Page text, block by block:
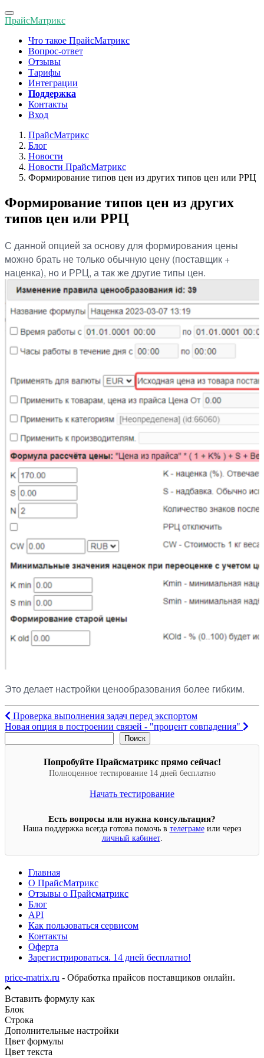
Toggle
navigation
ПрайсМатрикс
Что такое ПрайсМатрикс
Вопрос-ответ
Отзывы
Тарифы
Интеграции
Поддержка
Контакты
Вход
ПрайсМатрикс
Блог
Новости
Новости ПрайсМатрикс
Формирование типов цен из других типов цен или РРЦ
Формирование типов цен из других
типов цен или РРЦ
С данной опцией за основу для формирования цены
можно брать не только обычную цену (поставщик +
наценка), но и РРЦ, а так же другие типы цен.
Это делает настройки ценообразования более гибким.
Навигация
по
записям
Проверка выполнения задач перед экспортом
Новая опция в построении связей - "процент совпадения"
Поиск
Попробуйте Прайсматрикс прямо сейчас!
Полноценное тестирование 14 дней бесплатно
Начать тестирование
Есть вопросы или нужна консультация?
Наша поддержка всегда готова помочь в телеграме или через
личный кабинет.
Главная
О ПрайсМатрикс
Отзывы о Прайсматрикс
Блог
API
Как пользоваться сервисом
Контакты
Оферта
Зарегистрироваться. 14 дней бесплатно!
price-matrix.ru - Обработка прайсов поставщиков онлайн.
Вставить формулу как
Блок
Строка
Дополнительные настройки
Цвет формулы
Цвет текста